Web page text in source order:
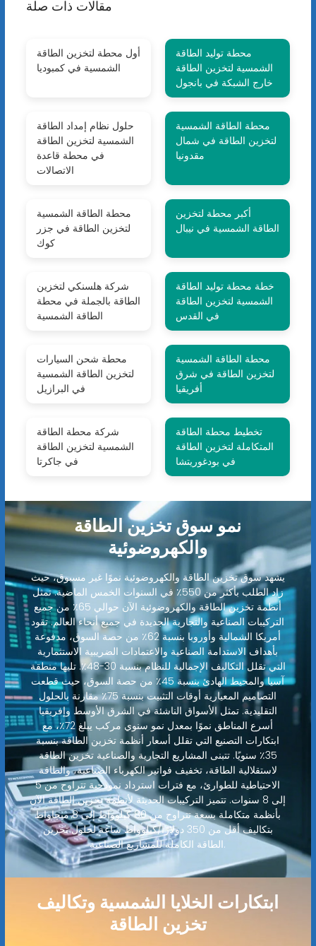
مقالات ذات صلة
أول محطة لتخزين الطاقة
الشمسية في كمبوديا
محطة توليد الطاقة
الشمسية لتخزين الطاقة
خارج الشبكة في بانجول
حلول نظام إمداد الطاقة
الشمسية لتخزين الطاقة
في محطة قاعدة
الاتصالات
محطة الطاقة الشمسية
لتخزين الطاقة في شمال
مقدونيا
محطة الطاقة الشمسية
لتخزين الطاقة في جزر
كوك
أكبر محطة لتخزين
الطاقة الشمسية في نيبال
شركة هلسنكي لتخزين
الطاقة بالجملة في محطة
الطاقة الشمسية
خطة محطة توليد الطاقة
الشمسية لتخزين الطاقة
في القدس
محطة شحن السيارات
لتخزين الطاقة الشمسية
في البرازيل
محطة الطاقة الشمسية
لتخزين الطاقة في شرق
أفريقيا
شركة محطة الطاقة
الشمسية لتخزين الطاقة
في جاكرتا
تخطيط محطة الطاقة
المتكاملة لتخزين الطاقة
في بودغوريتشا
نمو سوق تخزين الطاقة
والكهروضوئية
يشهد سوق تخزين الطاقة والكهروضوئية نموًا غير مسبوق، حيث
زاد الطلب بأكثر من 550٪ في السنوات الخمس الماضية. تمثل
أنظمة تخزين الطاقة والكهروضوئية الآن حوالي 65٪ من جميع
التركيبات الصناعية والتجارية الجديدة في جميع أنحاء العالم. تقود
أمريكا الشمالية وأوروبا بنسبة 62٪ من حصة السوق، مدفوعة
بأهداف الاستدامة الصناعية والاعتمادات الضريبية الاستثمارية
التي تقلل التكاليف الإجمالية للنظام بنسبة 30-48٪. تليها منطقة
آسيا والمحيط الهادئ بنسبة 45٪ من حصة السوق، حيث قطعت
التصاميم المعيارية أوقات التثبيت بنسبة 75٪ مقارنة بالحلول
التقليدية. تمثل الأسواق الناشئة في الشرق الأوسط وإفريقيا
أسرع المناطق نموًا بمعدل نمو سنوي مركب يبلغ 72٪، مع
ابتكارات التصنيع التي تقلل أسعار أنظمة تخزين الطاقة بنسبة
35٪ سنويًا. تتبنى المشاريع التجارية والصناعية تخزين الطاقة
لاستقلالية الطاقة، تخفيف فواتير الكهرباء الصناعية، والطاقة
الاحتياطية للطوارئ، مع فترات استرداد نموذجية تتراوح من 5
إلى 8 سنوات. تتميز التركيبات الحديثة لأنظمة تخزين الطاقة الآن
بأنظمة متكاملة بسعة تتراوح من 80 كيلوواط إلى 8 ميجاواط
بتكاليف أقل من 350 دولارًا/كيلوواط ساعة لحلول تخزين
الطاقة الكاملة للمشاريع الصناعية.
ابتكارات الخلايا الشمسية وتكاليف
تخزين الطاقة